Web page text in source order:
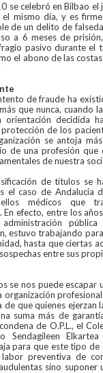
se celebró en Bilbao el
mismo día, y es
de un delito de
a 6 meses de
pasivo durante el
el abono de las
de fraude ha
que nunca, cuando
orientación decidida
de los
se antoja
de una profesión que
de nuestra
de títulos se
el caso de Andalucía
médicos que
En efecto, entre los
pública
estuvo trabajando
hasta que ciertas
entre sus
se nos puede escapar
organización
de que quienes ejerzan
suma más de
de O.P.L., el
Sendagileen
para que este tipo de
preventiva de
sino suponer